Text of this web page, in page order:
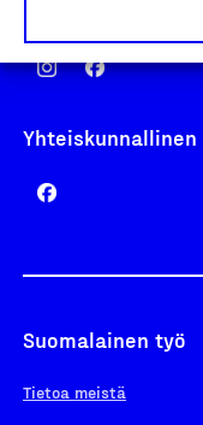
Suomalainen työ
Tietoa meistä